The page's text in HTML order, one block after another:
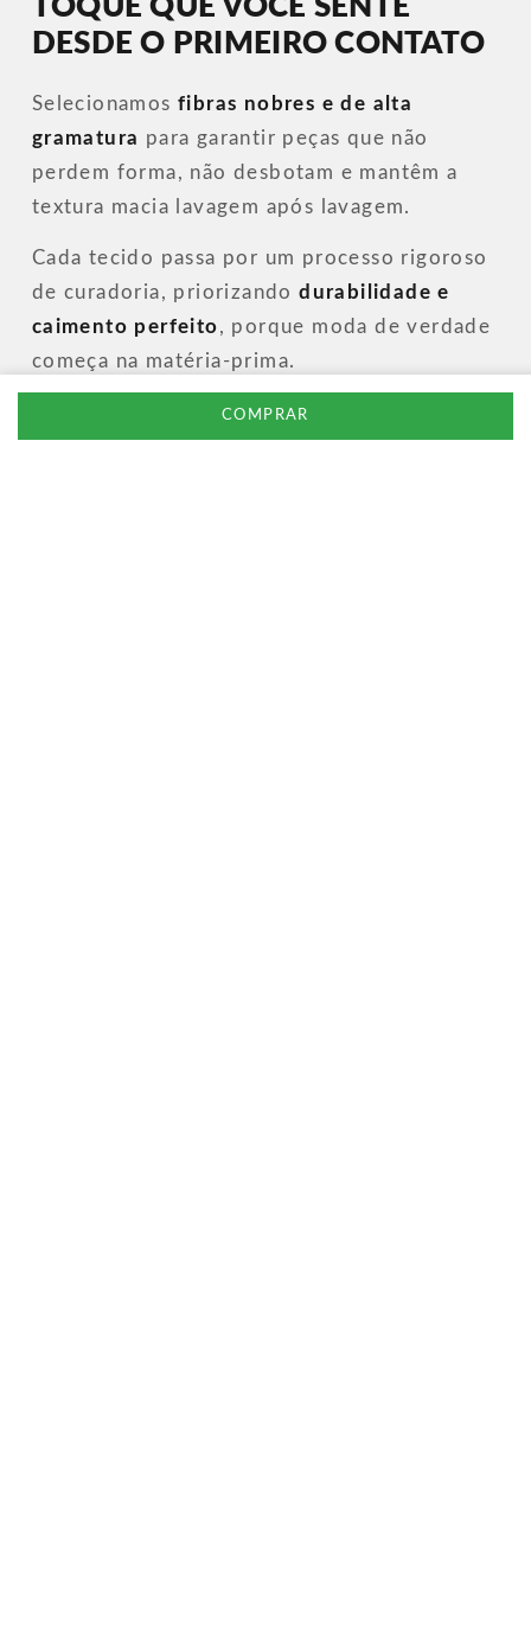
COMPRAR
TOQUE QUE VOCÊ SENTE
DESDE O PRIMEIRO CONTATO
Selecionamosfibras nobres e de alta
gramatura para garantir peças que não
perdem forma, não desbotam e mantêm a
textura macia lavagem após lavagem.
Cada tecido passa por um processo rigoroso
de curadoria, priorizandodurabilidade e
caimento perfeito, porque moda de verdade
começa na matéria-prima.